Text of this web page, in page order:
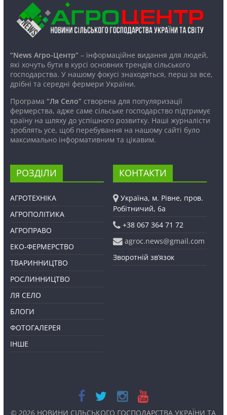
“News Агро-Центр”– інформаційне видання для людей,
які хочуть бути в курсі основних трендів сільського
господарства. У нашому фокусі знаходяться, перш за все,
дрібні та середні фермери України.
Програма “Ля Село”створена для популяризації
фермерства, адже саме сільське господарство підтримує
країну на шляху до успішного розвитку. Наші журналісти
зроблять усе, щоб перебування на нашому сайті було
максимально інформативним та цікавим.
РОЗДІЛИ
АГРОТЕХНІКА
АГРОПОЛІТИКА
АГРОПРАВО
ЕКО-ФЕРМЕРСТВО
ТВАРИННИЦТВО
РОСЛИННИЦТВО
ЛЯ СЕЛО
БЛОГИ
ФОТОГАЛЕРЕЯ
ІНШЕ
КОНТАКТИ
Україна, м. Рівне, пров.
Робітничий, 6а
+38 067 364 71 72
agroc.news@gmail.com
Зворотній зв’язок
© 2026 НОВИНИ СІЛЬСЬКОГО ГОСПОДАРСТВА УКРАЇНИ ТА